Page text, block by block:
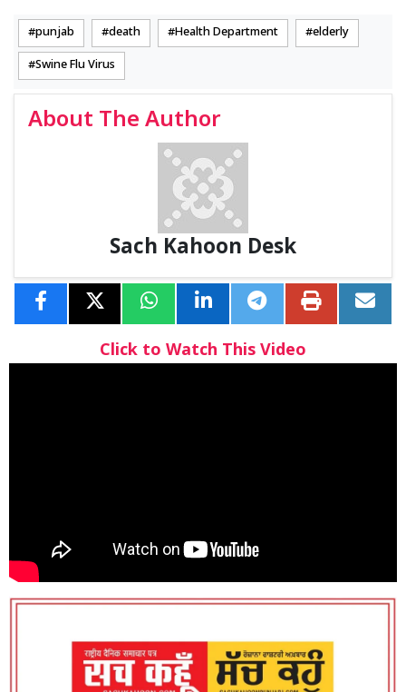
punjab death Health Department elderly
Swine Flu Virus
About The Author
Sach Kahoon Desk
Click to Watch This Video